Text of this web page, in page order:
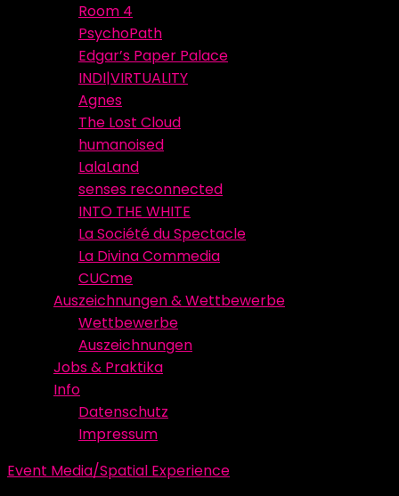
Room 4
PsychoPath
Edgar’s Paper Palace
INDI|VIRTUALITY
Agnes
The Lost Cloud
humanoised
LalaLand
senses reconnected
INTO THE WHITE
La Société du Spectacle
La Divina Commedia
CUCme
Auszeichnungen & Wettbewerbe
Wettbewerbe
Auszeichnungen
Jobs & Praktika
Info
Datenschutz
Impressum
Event Media/Spatial Experience